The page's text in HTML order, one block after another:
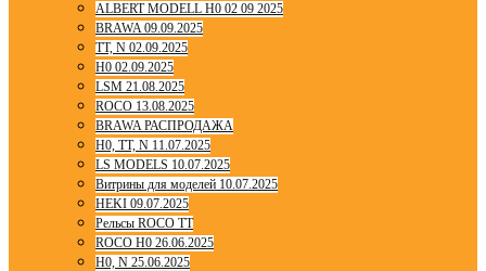
ALBERT MODELL H0 02 09 2025
BRAWA 09.09.2025
TT, N 02.09.2025
H0 02.09.2025
LSM 21.08.2025
ROCO 13.08.2025
BRAWA РАСПРОДАЖА
H0, TT, N 11.07.2025
LS MODELS 10.07.2025
Витрины для моделей 10.07.2025
HEKI 09.07.2025
Рельсы ROCO TT
ROCO H0 26.06.2025
H0, N 25.06.2025